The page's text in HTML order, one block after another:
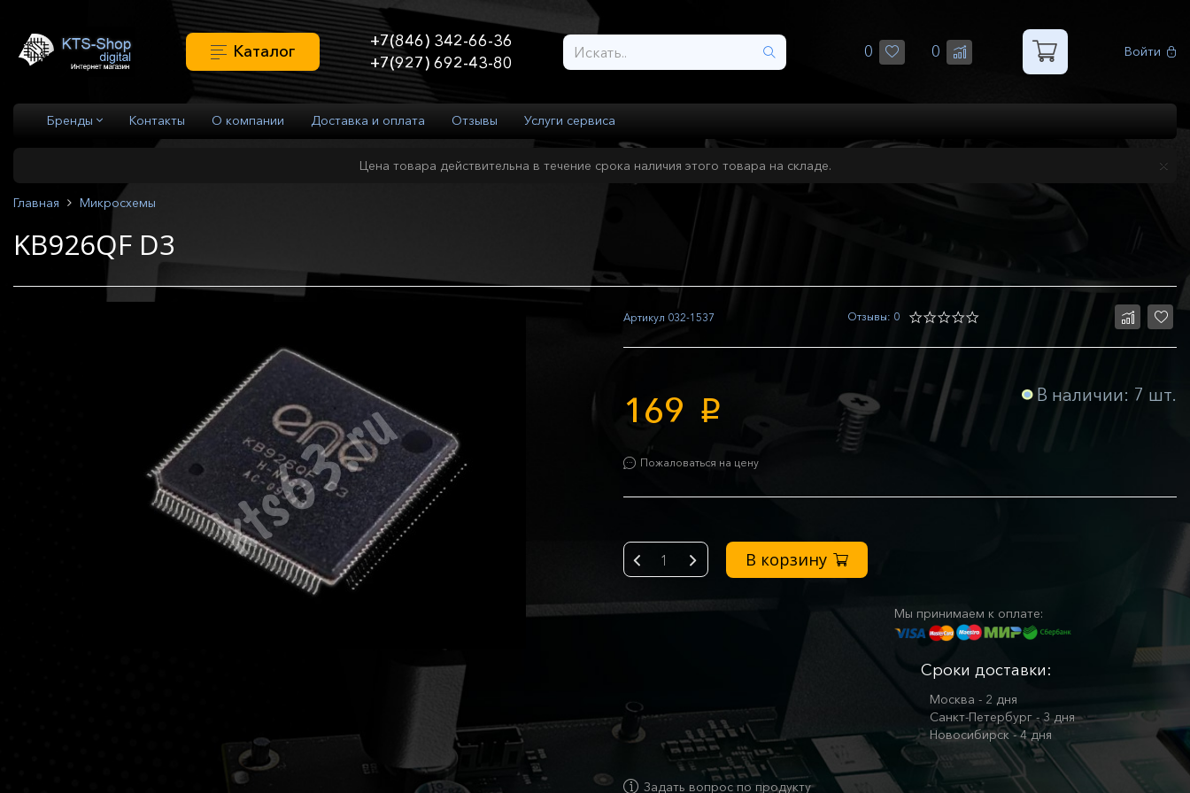
Каталог
+7(846) 342-66-36
+7(927) 692-43-80
0 0 Войти
Бренды Контакты О компании Доставка и оплата Отзывы Услуги сервиса
Цена товара действительна в течение срока наличия этого товара на складе.
Главная Микросхемы
KB926QF D3
Артикул 032-1537 Отзывы: 0
169 p
Пожаловаться на цену
В наличии: 7 шт.
- + В корзину
Мы принимаем к оплате:
Сроки доставки:
Москва - 2 дня
Санкт-Петербург - 3 дня
Новосибирск - 4 дня
Задать вопрос по продукту